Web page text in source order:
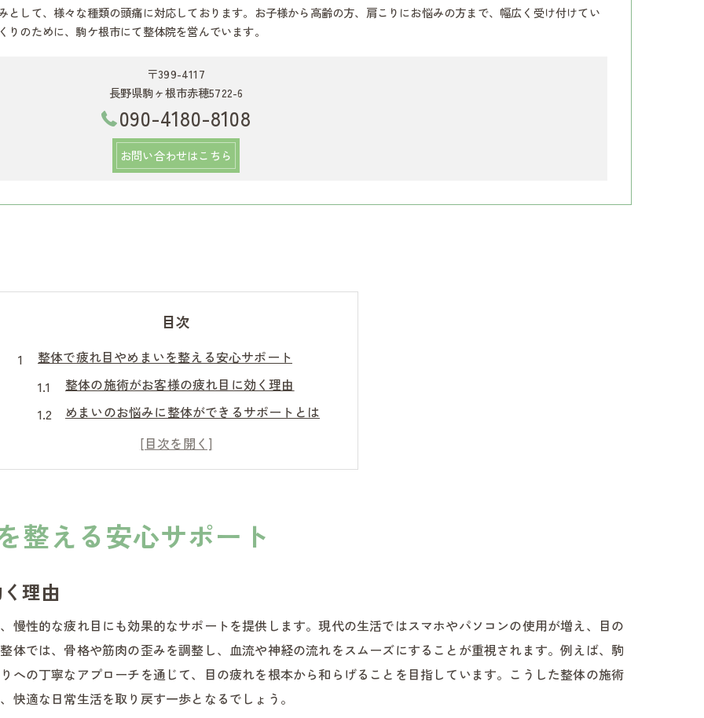
として、様々な種類の頭痛に対応しております。お子様から高齢の方、肩こりにお悩みの方まで、幅広く受け付けてい
りのために、駒ケ根市にて整体院を営んでいます。
〒399-4117
長野県駒ヶ根市赤穂5722-6
090-4180-8108
お問い合わせはこちら
目次
整体で疲れ目やめまいを整える安心サポート
整体の施術がお客様の疲れ目に効く理由
めまいのお悩みに整体ができるサポートとは
整体で心身が安らぐ安心のアプローチ
環境に頼らない整体の安全な配慮
整体で安心感を得るための心得
長野県で整体が叶える疲れ目・めまい対策
整体でめまいに寄り添う丁寧な対策
整体院で安心して相談できる環境作り
整体で心身のバランスを整えるコツ
整える安心サポート
理由
慢性的な疲れ目にも効果的なサポートを提供します。現代の生活ではスマホやパソコンの使用が増え、目の
体では、骨格や筋肉の歪みを調整し、血流や神経の流れをスムーズにすることが重視されます。例えば、駒
への丁寧なアプローチを通じて、目の疲れを根本から和らげることを目指しています。こうした整体の施術
適な日常生活を取り戻す一歩となるでしょう。